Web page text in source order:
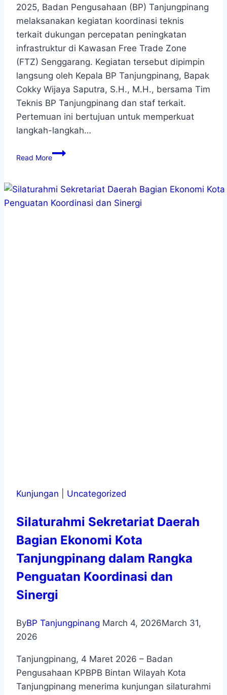
2025, Badan Pengusahaan (BP) Tanjungpinang
melaksanakan kegiatan koordinasi teknis
terkait dukungan percepatan peningkatan
infrastruktur di Kawasan Free Trade Zone
(FTZ) Senggarang. Kegiatan tersebut dipimpin
langsung oleh Kepala BP Tanjungpinang, Bapak
Cokky Wijaya Saputra, S.H., M.H., bersama Tim
Teknis BP Tanjungpinang dan staf terkait.
Pertemuan ini bertujuan untuk memperkuat
langkah-langkah…
Read More
Kunjungan Uncategorized
Silaturahmi Sekretariat Daerah
Bagian Ekonomi Kota
Tanjungpinang dalam Rangka
Penguatan Koordinasi dan
Sinergi
ByBP Tanjungpinang March 4, 2026March 31,
2026
Tanjungpinang, 4 Maret 2026 – Badan
Pengusahaan KPBPB Bintan Wilayah Kota
Tanjungpinang menerima kunjungan silaturahmi